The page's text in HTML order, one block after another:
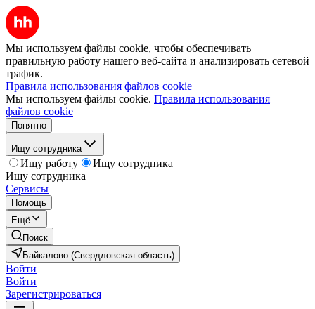
Мы используем файлы cookie, чтобы обеспечивать
правильную работу нашего веб-сайта и анализировать сетевой
трафик.
Правила использования файлов cookie
Мы используем файлы cookie. Правила использования
файлов cookie
Понятно
Ищу сотрудника
Ищу работу
Ищу сотрудника
Ищу сотрудника
Сервисы
Помощь
Ещё
Поиск
Байкалово (Свердловская область)
Войти
Войти
Зарегистрироваться